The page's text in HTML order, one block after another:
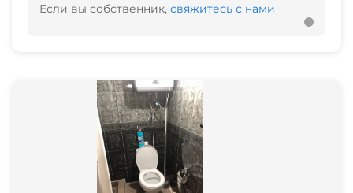
Если вы собственник, свяжитесь с нами